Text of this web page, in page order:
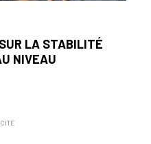
LA STABILITÉ
NIVEAU